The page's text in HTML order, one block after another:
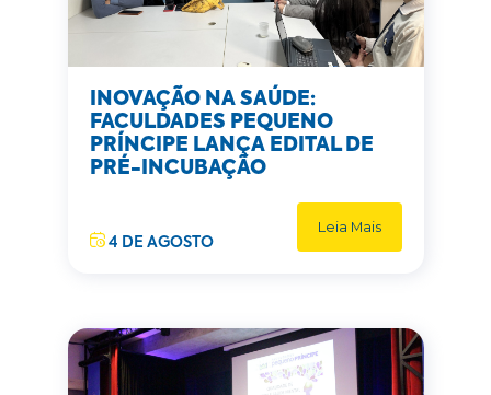
INOVAÇÃO NA SAÚDE:
FACULDADES PEQUENO
PRÍNCIPE LANÇA EDITAL DE
PRÉ-INCUBAÇÃO
4 DE AGOSTO
Leia Mais